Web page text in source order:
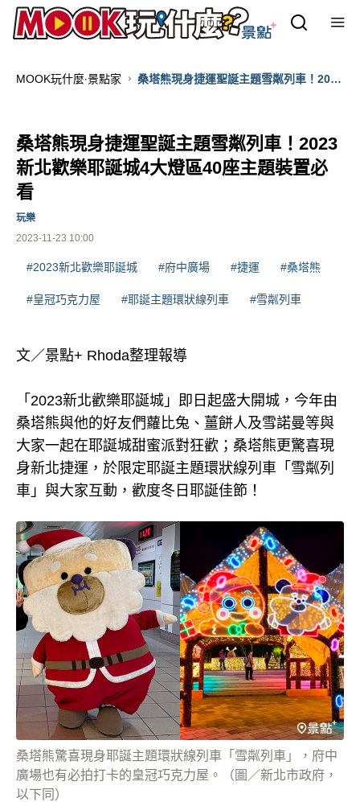
MOOK玩什麼‧景點家
桑塔熊現身捷運聖誕主題雪粼列車！2023
桑塔熊現身捷運聖誕主題雪粼列車！2023
新北歡樂耶誕城4大燈區40座主題裝置必
看
2023-11-23 10:00
玩樂
#2023新北歡樂耶誕城 #府中廣場 #捷運 #桑塔熊
#皇冠巧克力屋 #耶誕主題環狀線列車 #雪粼列車
文／景點+ Rhoda整理報導
「2023新北歡樂耶誕城」即日起盛大開城，今年由
桑塔熊與他的好友們蘿比兔、薑餅人及雪諾曼等與
大家一起在耶誕城甜蜜派對狂歡；桑塔熊更驚喜現
身新北捷運，於限定耶誕主題環狀線列車「雪粼列
車」與大家互動，歡度冬日耶誕佳節！
桑塔熊驚喜現身耶誕主題環狀線列車「雪粼列車」，府中
廣場也有必拍打卡的皇冠巧克力屋。（圖／新北市政府，
以下同）